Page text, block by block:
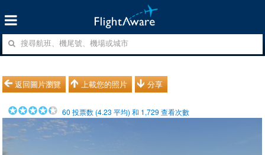
返回圖片瀏覽 上載您的照片 分享
60 投票数 (4.23 平均) 和 1,729 查看次數